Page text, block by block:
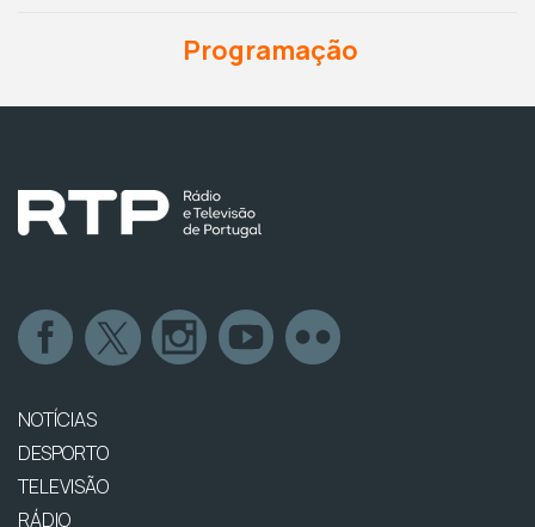
Programação
NOTÍCIAS
DESPORTO
TELEVISÃO
RÁDIO